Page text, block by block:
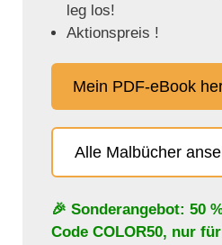
leg los!
Aktionspreis !
Mein PDF-eBook
Alle Malbücher
🎉 Sonderangebot: 50
Code COLOR50, nur